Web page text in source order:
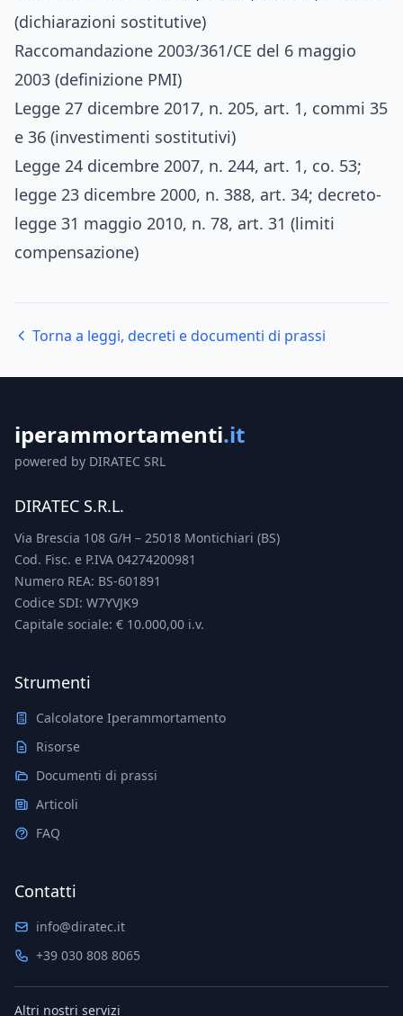
(dichiarazioni sostitutive)
Raccomandazione 2003/361/CE del 6 maggio
2003 (definizione PMI)
Legge 27 dicembre 2017, n. 205, art. 1, commi 35
e 36 (investimenti sostitutivi)
Legge 24 dicembre 2007, n. 244, art. 1, co. 53;
legge 23 dicembre 2000, n. 388, art. 34; decreto-
legge 31 maggio 2010, n. 78, art. 31 (limiti
compensazione)
Torna a leggi, decreti e documenti di prassi
iperammortamenti.it
powered by DIRATEC SRL
DIRATEC S.R.L.
Via Brescia 108 G/H – 25018 Montichiari (BS)
Cod. Fisc. e P.IVA 04274200981
Numero REA: BS-601891
Codice SDI: W7YVJK9
Capitale sociale: € 10.000,00 i.v.
Strumenti
Calcolatore Iperammortamento
Risorse
Documenti di prassi
Articoli
FAQ
Contatti
info@diratec.it
+39 030 808 8065
Altri nostri servizi